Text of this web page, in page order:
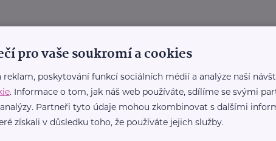
pro vaše soukromí a cookies
reklam, poskytování funkcí sociálních médií a analýze naší
. Informace o tom, jak náš web používáte, sdílíme se svými
Partneři tyto údaje mohou zkombinovat s dalšími
získali v důsledku toho, že používáte jejich služby.